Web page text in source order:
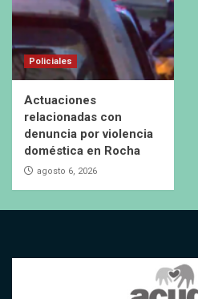
Policiales
Actuaciones
relacionadas con
denuncia por violencia
doméstica en Rocha
agosto 6, 2026